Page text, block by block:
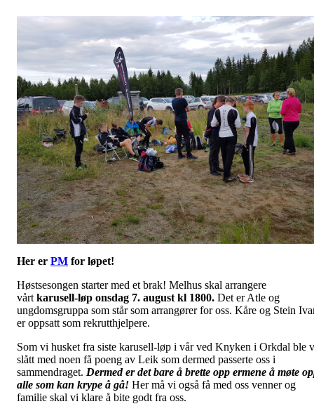
Her er PM for løpet!
Høstsesongen starter med et brak! Melhus skal arrangere
vårt karusell-løp onsdag 7. august kl 1800. Det er Atle og
ungdomsgruppa som står som arrangører for oss. Kåre og Stein
er oppsatt som rekrutthjelpere.
Som vi husket fra siste karusell-løp i vår ved Knyken i Orkdal ble
slått med noen få poeng av Leik som dermed passerte oss i
sammendraget. Dermed er det bare å brette opp ermene å møte
alle som kan krype å gå! Her må vi også få med oss venner og
familie skal vi klare å bite godt fra oss.